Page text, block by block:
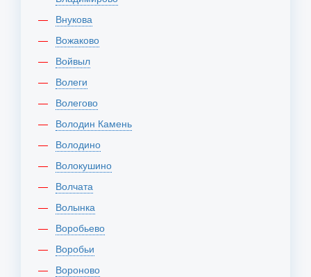
Внукова
Вожаково
Войвыл
Волеги
Волегово
Володин Камень
Володино
Волокушино
Волчата
Волынка
Воробьево
Воробьи
Вороново